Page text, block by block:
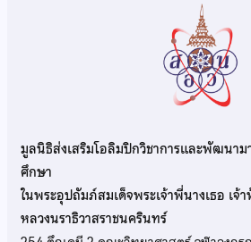
มูลนิธิส่งเสริมโอลิมปิกวิชาการและพัฒนาม
ศึกษา
ในพระอุปถัมภ์สมเด็จพระเจ้าพี่นางเธอ เ
หลวงนราธิวาสราชนครินทร์